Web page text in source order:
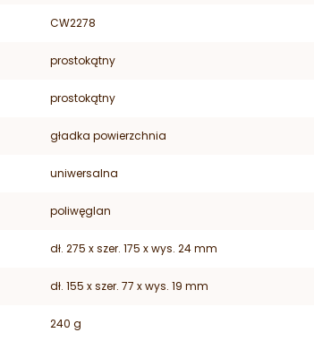
CW2278
prostokątny
prostokątny
gładka powierzchnia
uniwersalna
poliwęglan
dł. 275 x szer. 175 x wys. 24 mm
dł. 155 x szer. 77 x wys. 19 mm
240 g